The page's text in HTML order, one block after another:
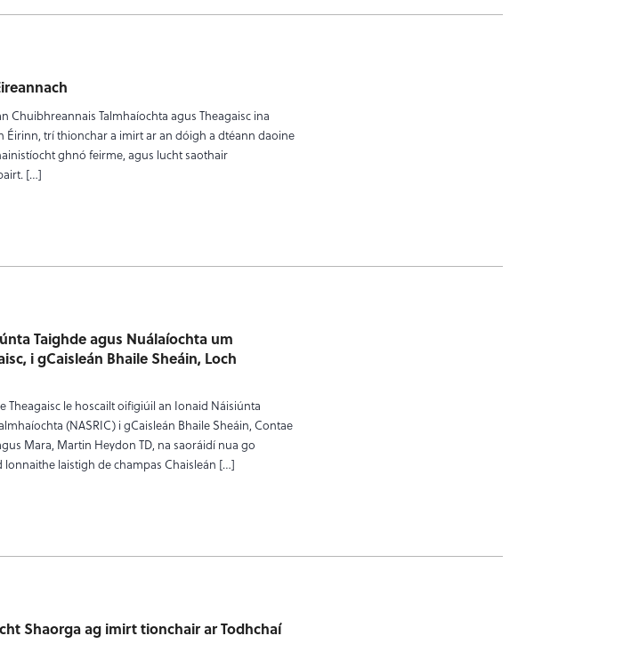
Chuibhreannais Talmhaíochta agus Theagaisc ina
trí thionchar a imirt ar an dóigh a dtéann daoine
ghnó feirme, agus lucht saothair
[…]
Taighde agus Nuálaíochta um
i gCaisleán Bhaile Sheáin, Loch
le hoscailt oifigiúil an Ionaid Náisiúnta
(NASRIC) i gCaisleán Bhaile Sheáin, Contae
Mara, Martin Heydon TD, na saoráidí nua go
lonnaithe laistigh de champas Chaisleán […]
Shaorga ag imirt tionchair ar Todhchaí